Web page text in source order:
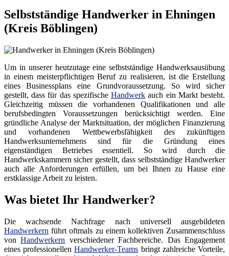
Selbstständige Handwerker in Ehningen
(Kreis Böblingen)
Um in unserer heutzutage eine selbstständige Handwerksausübung
in einem meisterpflichtigen Beruf zu realisieren, ist die Erstellung
eines Businessplans eine Grundvoraussetzung. So wird sicher
gestellt, dass für das spezifischeHandwerk auch ein Markt besteht.
Gleichzeitig müssen die vorhandenen Qualifikationen und alle
berufsbedingten Voraussetzungen berücksichtigt werden. Eine
gründliche Analyse der Marktsituation, der möglichen Finanzierung
und vorhandenen Wettbewerbsfähigkeit des zukünftigen
Handwerksunternehmens sind für die Gründung eines
eigenständigen Betriebes essentiell. So wird durch die
Handwerkskammern sicher gestellt, dass selbstständige Handwerker
auch alle Anforderungen erfüllen, um bei Ihnen zu Hause eine
erstklassige Arbeit zu leisten.
Was bietet Ihr Handwerker?
Die wachsende Nachfrage nach universell ausgebildeten
Handwerkern führt oftmals zu einem kollektiven Zusammenschluss
vonHandwerkern verschiedener Fachbereiche. Das Engagement
eines professionellenHandwerker-Teams bringt zahlreiche Vorteile,